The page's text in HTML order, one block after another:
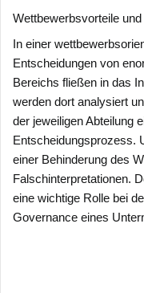
Wettbewerbsvorteile
In einer
Entscheidungen von
Bereichs fließen in das
werden dort analysiert
der jeweiligen Abteilung
Entscheidungsprozess.
einer Behinderung des
Falschinterpretationen.
eine wichtige Rolle bei
Governance eines